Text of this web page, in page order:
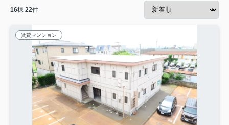
16棟 22件
賃貸マンション